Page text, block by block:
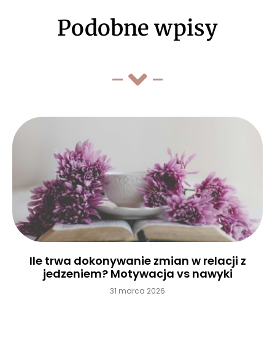
Podobne wpisy
Ile trwa dokonywanie zmian w relacji z
jedzeniem? Motywacja vs nawyki
31 marca 2026